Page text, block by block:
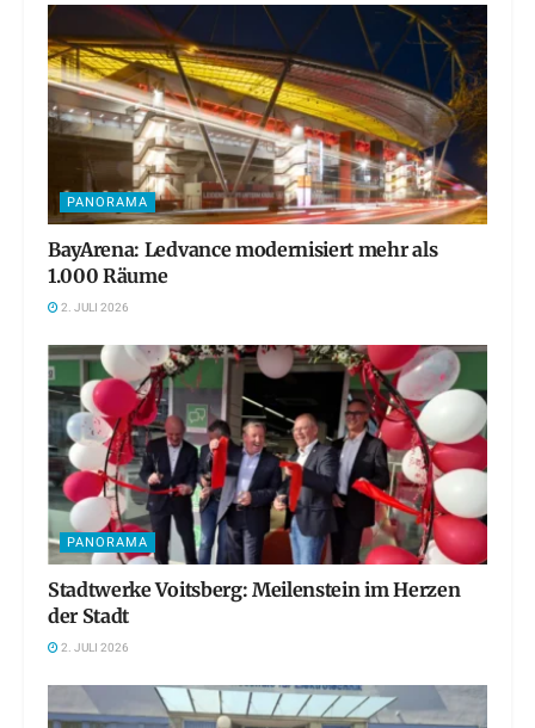
PANORAMA
BayArena: Ledvance modernisiert mehr als
1.000 Räume
2. JULI 2026
PANORAMA
Stadtwerke Voitsberg: Meilenstein im Herzen
der Stadt
2. JULI 2026